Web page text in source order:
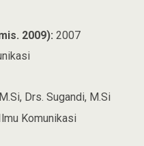
2009): 2007
Drs. Sugandi, M.Si
Komunikasi